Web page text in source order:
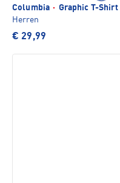
Columbia · Graphic T-Shirt
Herren
€ 29,99